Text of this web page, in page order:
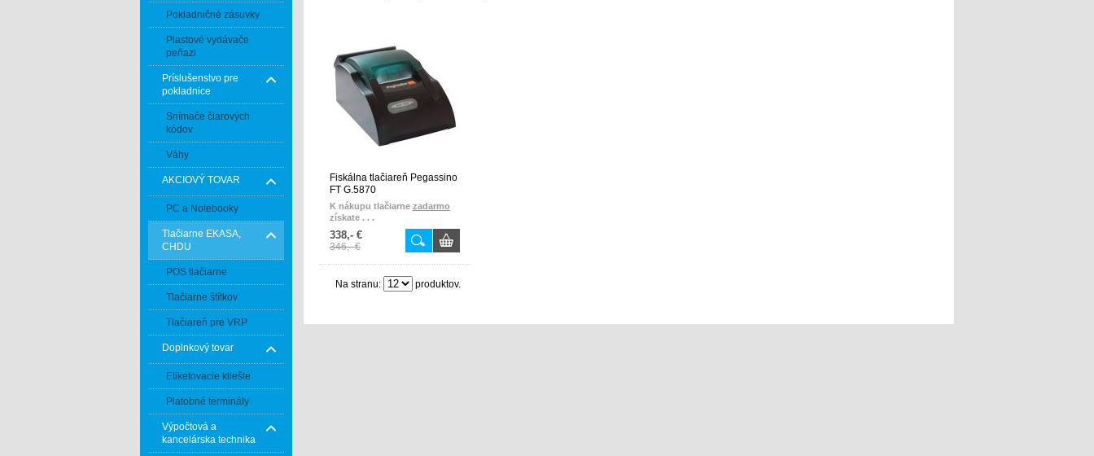
Pokladničné zásuvky
Plastové vydávače
peňazi
Príslušenstvo pre
pokladnice
Snímače čiarových
kódov
Váhy
AKCIOVÝ TOVAR
PC a Notebooky
Tlačiarne EKASA,
CHDU
POS tlačiarne
Tlačiarne štítkov
Tlačiareň pre VRP
Doplnkový tovar
Etiketovacie kliešte
Platobné terminály
Výpočtová a
kancelárska technika
Fiskálna tlačiareň Pegassino
FT G.5870
K nákupu tlačiarne zadarmo
získate . . .
papierové pásky na
približne 1000 účteniek
ZADARMO
338,- €
346,- €
Na stranu: produktov.